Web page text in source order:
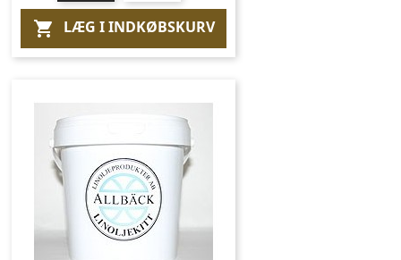
 LÆG I INDKØBSKURV